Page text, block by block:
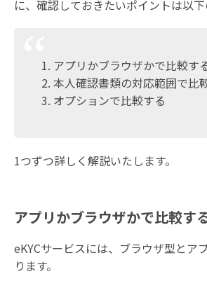
に、確認しておきたいポイントは以下
アプリかブラウザかで比較す
本人確認書類の対応範囲で比
オプションで比較する
1つずつ詳しく解説いたします。
アプリかブラウザかで比較す
eKYCサービスには、ブラウザ型とア
ります。